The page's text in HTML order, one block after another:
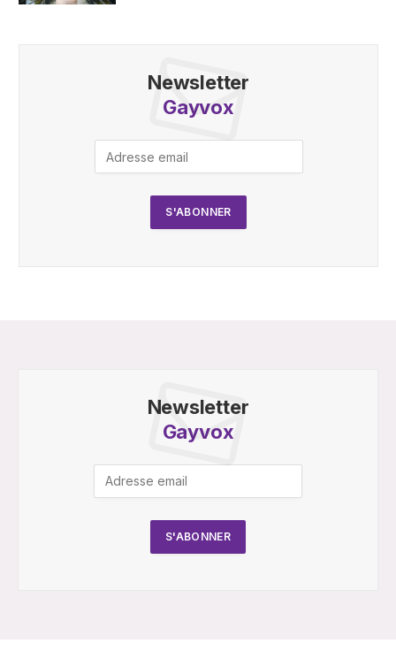
Newsletter
Gayvox
Newsletter
Gayvox